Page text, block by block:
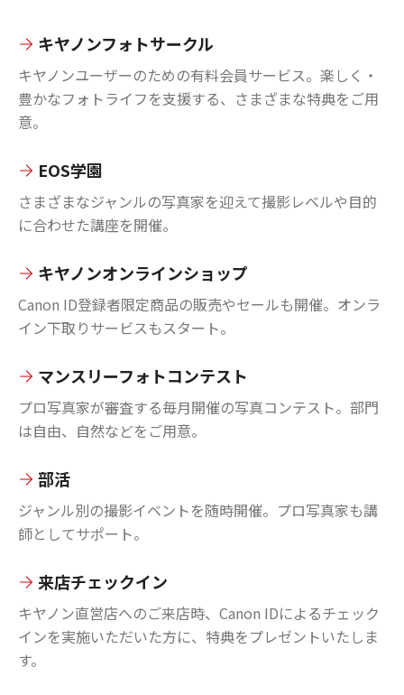
キヤノンフォトサークル
キヤノンユーザーのための有料会員サービス。楽しく・
豊かなフォトライフを支援する、さまざまな特典をご用
意。
EOS学園
さまざまなジャンルの写真家を迎えて撮影レベルや目的
に合わせた講座を開催。
キヤノンオンラインショップ
Canon ID登録者限定商品の販売やセールも開催。オンラ
イン下取りサービスもスタート。
マンスリーフォトコンテスト
プロ写真家が審査する毎月開催の写真コンテスト。部門
は自由、自然などをご用意。
部活
ジャンル別の撮影イベントを随時開催。プロ写真家も講
師としてサポート。
来店チェックイン
キヤノン直営店へのご来店時、Canon IDによるチェック
インを実施いただいた方に、特典をプレゼントいたしま
す。